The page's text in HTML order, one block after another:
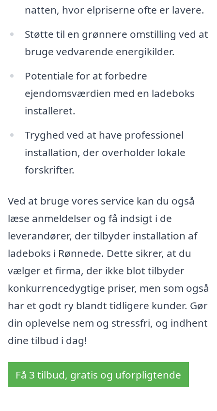
natten, hvor elpriserne ofte er lavere.
Støtte til en grønnere omstilling ved at
bruge vedvarende energikilder.
Potentiale for at forbedre
ejendomsværdien med en ladeboks
installeret.
Tryghed ved at have professionel
installation, der overholder lokale
forskrifter.
Ved at bruge vores service kan du også
læse anmeldelser og få indsigt i de
leverandører, der tilbyder installation af
ladeboks i Rønnede. Dette sikrer, at du
vælger et firma, der ikke blot tilbyder
konkurrencedygtige priser, men som også
har et godt ry blandt tidligere kunder. Gør
din oplevelse nem og stressfri, og indhent
dine tilbud i dag!
Få 3 tilbud, gratis og uforpligtende